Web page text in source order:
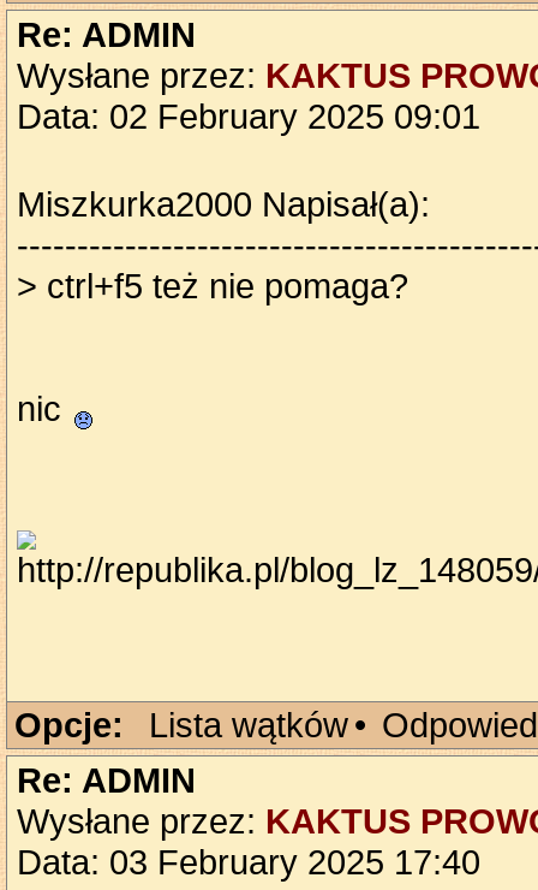
Re: ADMIN
Wysłane przez: KAKTUS
Data: 02 February 2025 09:01
Miszkurka2000 Napisał(a):
> ctrl+f5 też nie pomaga?
nic
Opcje: Lista wątków•
Re: ADMIN
Wysłane przez: KAKTUS
Data: 03 February 2025 17:40